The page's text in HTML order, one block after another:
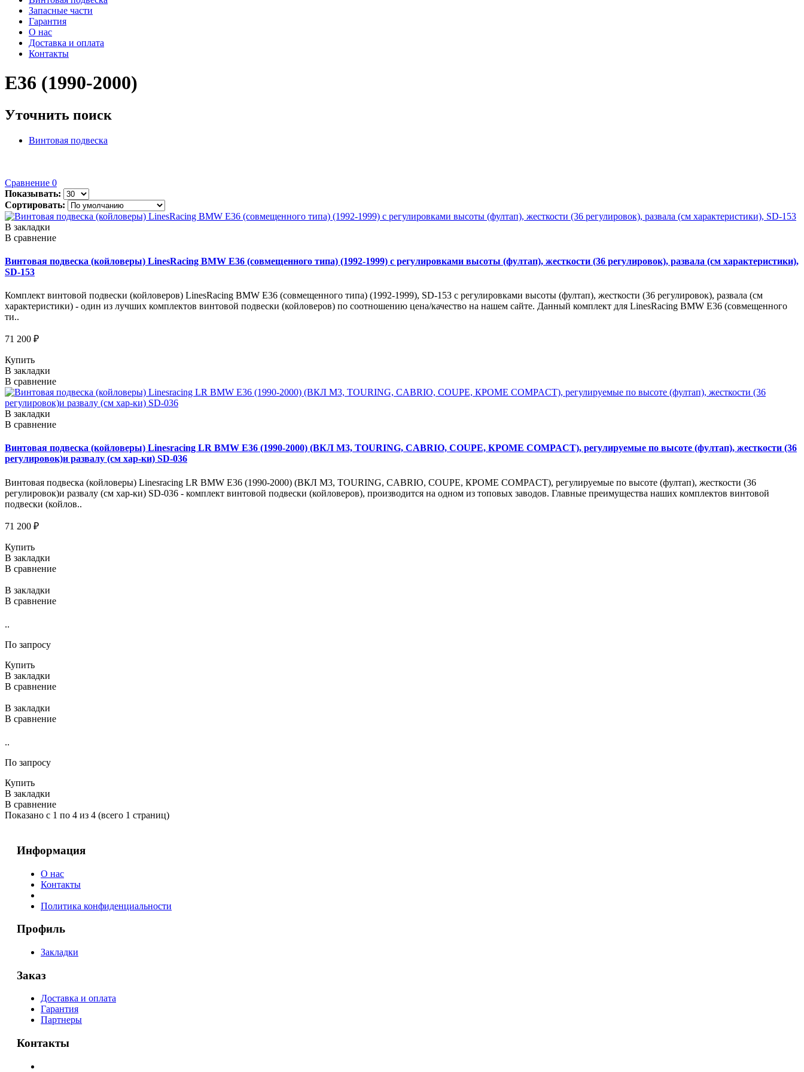
Запасные части
Гарантия
О нас
Доставка и оплата
Контакты
E36 (1990-2000)
Уточнить поиск
Винтовая подвеска
Сравнение 0
Показывать:
Сортировать:
В закладки
В сравнение
Винтовая подвеска (койловеры) LinesRacing BMW E36 (совмещенного типа) (1992-1999) с регулировками высоты (фултап), жесткости (36 регулировок), развала (см характеристики),
SD-153
Комплект винтовой подвески (койловеров) LinesRacing BMW E36 (совмещенного типа) (1992-1999), SD-153 с регулировками высоты (фултап), жесткости (36 регулировок), развала (см
характеристики) - один из лучших комплектов винтовой подвески (койловеров) по соотношению цена/качество на нашем сайте. Данный комплект для LinesRacing BMW E36 (совмещенного
ти..
71 200 ₽
Купить
В закладки
В сравнение
В закладки
В сравнение
Винтовая подвеска (койловеры) Linesracing LR BMW E36 (1990-2000) (ВКЛ M3, TOURING, CABRIO, COUPE, КРОМЕ COMPACT), регулируемые по высоте (фултап), жесткости (36
регулировок)и развалу (см хар-ки) SD-036
Винтовая подвеска (койловеры) Linesracing LR BMW E36 (1990-2000) (ВКЛ M3, TOURING, CABRIO, COUPE, КРОМЕ COMPACT), регулируемые по высоте (фултап), жесткости (36
регулировок)и развалу (см хар-ки) SD-036 - комплект винтовой подвески (койловеров), производится на одном из топовых заводов. Главные преимущества наших комплектов винтовой
подвески (койлов..
71 200 ₽
Купить
В закладки
В сравнение
В закладки
В сравнение
..
По запросу
Купить
В закладки
В сравнение
В закладки
В сравнение
..
По запросу
Купить
В закладки
В сравнение
Показано с 1 по 4 из 4 (всего 1 страниц)
Информация
О нас
Контакты
Политика конфиденциальности
Профиль
Закладки
Заказ
Доставка и оплата
Гарантия
Партнеры
Контакты